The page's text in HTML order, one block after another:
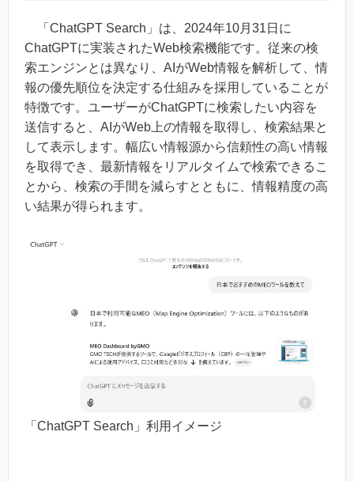
「ChatGPT Search」は、2024年10月31日に
ChatGPTに実装されたWeb検索機能です。従来の検
索エンジンとは異なり、AIがWeb情報を解析して、情
報の優先順位を決定する仕組みを採用していることが
特徴です。ユーザーがChatGPTに検索したい内容を
送信すると、AIがWeb上の情報を取得し、検索結果と
して表示します。幅広い情報源から信頼性の高い情報
を取得でき、最新情報をリアルタイムで検索できるこ
とから、検索の手間を減らすとともに、情報精度の高
い結果が得られます。
「ChatGPT Search」利用イメージ